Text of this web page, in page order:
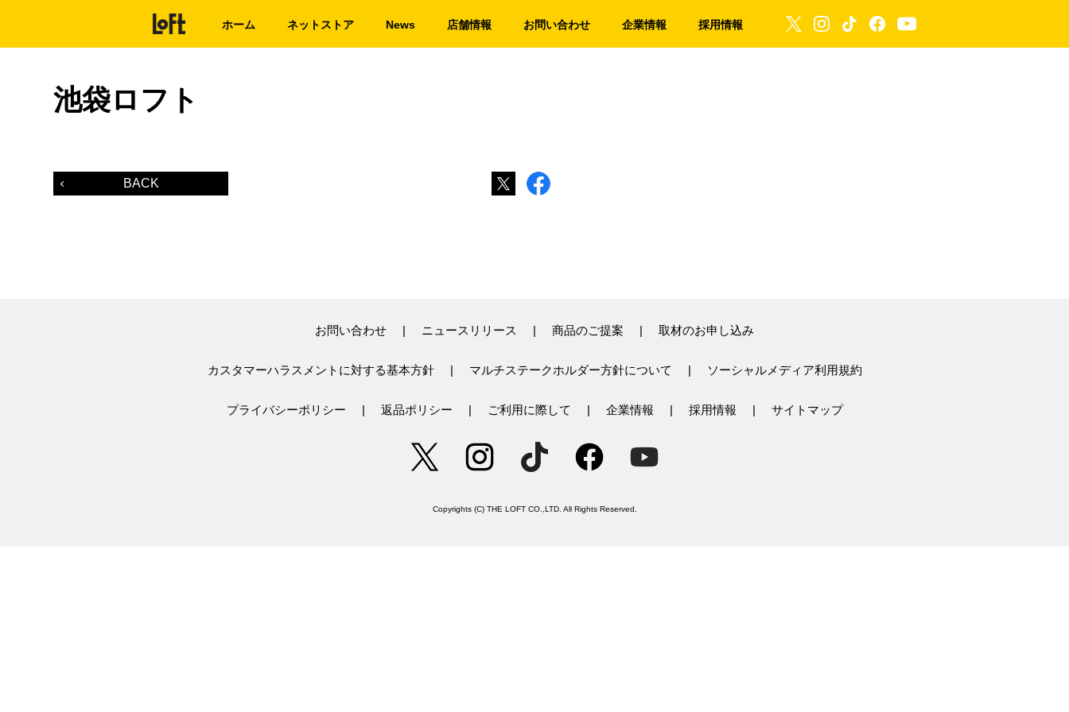
ホーム ネットストア News 店舗情報 お問い合わせ 企業情報 採用情報
池袋ロフト
BACK
お問い合わせ ニュースリリース 商品のご提案 取材のお申し込み
カスタマーハラスメントに対する基本方針 マルチステークホルダー方針について ソーシャルメディア利用規約
プライバシーポリシー 返品ポリシー ご利用に際して 企業情報 採用情報 サイトマップ
Copyrights (C) THE LOFT CO.,LTD. All Rights Reserved.